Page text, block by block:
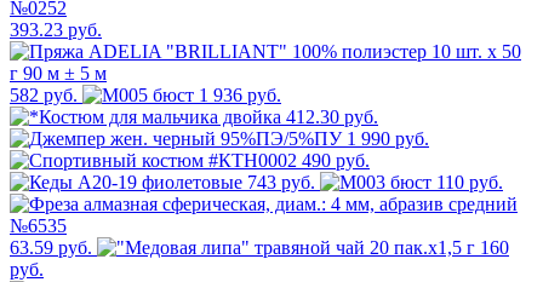
393.23 руб.
582 руб.
1 936 руб.
412.30 руб.
1 990 руб.
490 руб.
743 руб.
110 руб.
63.59 руб.
160
руб.